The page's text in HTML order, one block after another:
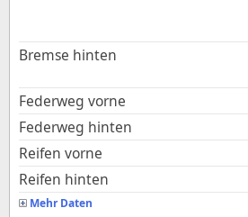
Bremse hinten
Federweg vorne
Federweg hinten
Reifen vorne
Reifen hinten
Mehr Daten